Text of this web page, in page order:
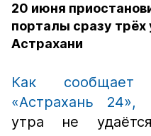
20 июня
порталы сразу трёх
Астрахани
Как сообщает
«Астрахань 24»,
утра не